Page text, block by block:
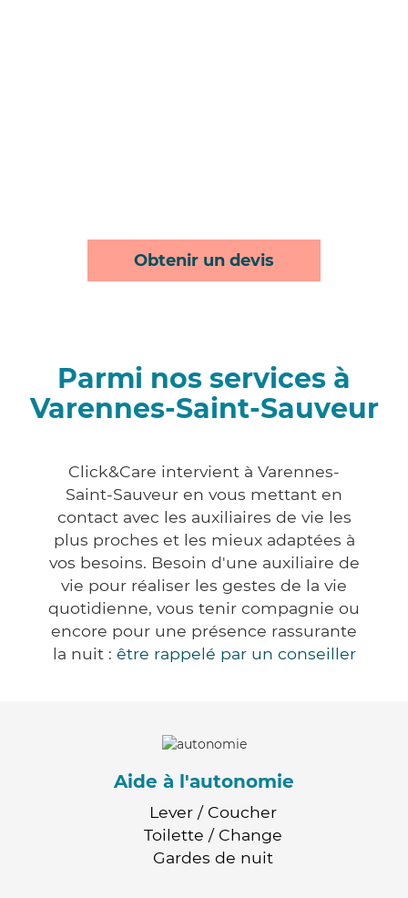
Obtenir un devis
Parmi nos services à
Varennes-Saint-Sauveur
Click&Care intervient à Varennes-
Saint-Sauveur en vous mettant en
contact avec les auxiliaires de vie les
plus proches et les mieux adaptées à
vos besoins. Besoin d'une auxiliaire de
vie pour réaliser les gestes de la vie
quotidienne, vous tenir compagnie ou
encore pour une présence rassurante
la nuit : être rappelé par un conseiller
Aide à l'autonomie
Lever / Coucher
Toilette / Change
Gardes de nuit